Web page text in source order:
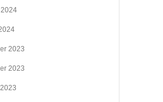
2023
2023